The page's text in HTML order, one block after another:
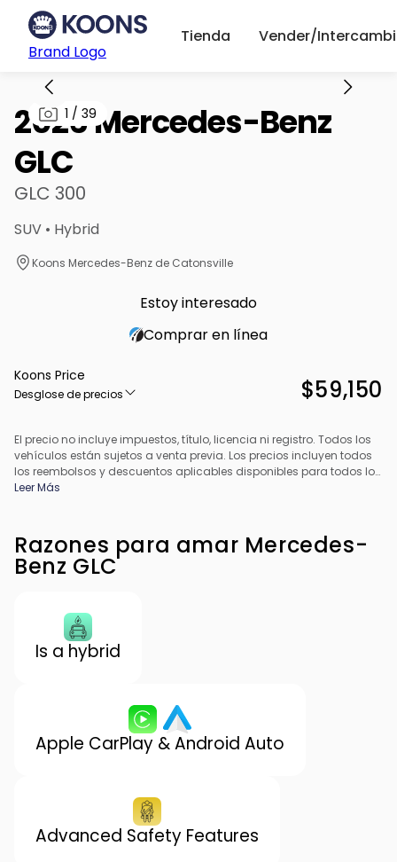
Brand Logo
Tienda Vender/
1 / 39
2026 Mercedes-Benz
GLC
GLC 300
SUV • Hybrid
Koons Mercedes-Benz de Catonsville
Estoy interesado
Comprar en línea
Koons Price
Desglose de precios $59,150
El precio no incluye impuestos, título, licencia ni registro. Todos los
vehículos están sujetos a venta previa. Los precios incluyen todos
los reembolsos y descuentos aplicables disponibles para todos los
consumidores; pueden aplicarse reembolsos adicionales. Es
de procesamiento del concesionario. El precio real del
concesionario puede variar.
Leer Más
Razones para amar Mercedes-
Benz GLC
Is a hybrid
Apple CarPlay & Android Auto
Advanced Safety Features